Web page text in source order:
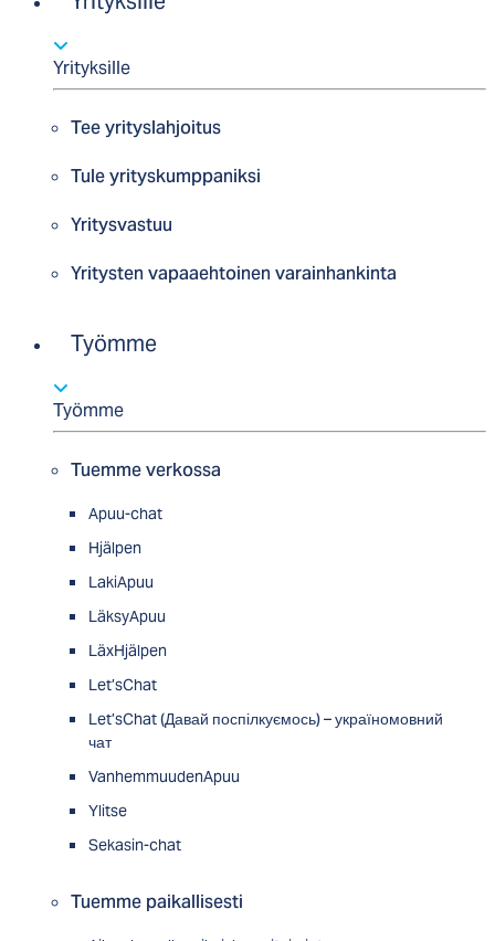
Yrityksille
Tee yrityslahjoitus
Tule yrityskumppaniksi
Yritysvastuu
Yritysten vapaaehtoinen varainhankinta
Työmme
Työmme
Tuemme verkossa
Apuu-chat
Hjälpen
LakiApuu
LäksyApuu
LäxHjälpen
Let’sChat
Let’sChat (Давай поспілкуємось) – україномовний
чат
VanhemmuudenApuu
Ylitse
Sekasin-chat
Tuemme paikallisesti